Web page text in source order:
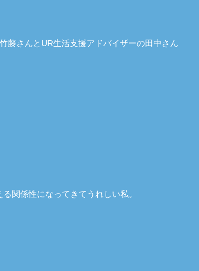
藤さんとUR生活支援アドバイザーの田中さん
関係性になってきてうれしい私。